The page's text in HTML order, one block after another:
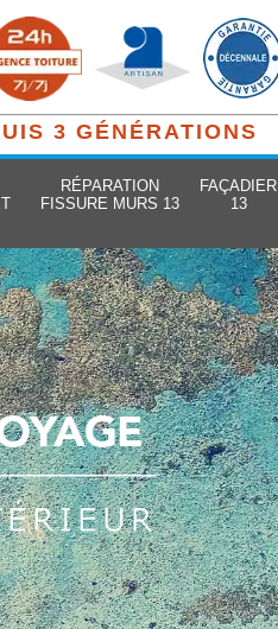
3 GÉNÉRATIONS
RÉPARATION
FISSURE MURS 13
FAÇADIER
13